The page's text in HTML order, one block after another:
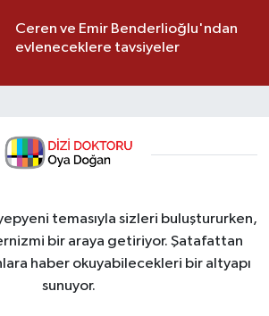
Ceren ve Emir Benderlioğlu'ndan
evleneceklere tavsiyeler
temasıyla sizleri buluştururken,
bir araya getiriyor. Şatafattan
haber okuyabilecekleri bir altyapı
sunuyor.